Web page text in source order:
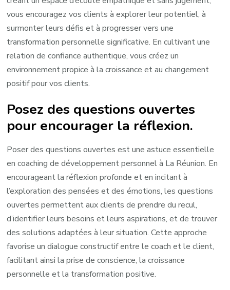
vous encouragez vos clients à explorer leur potentiel, à
surmonter leurs défis et à progresser vers une
transformation personnelle significative. En cultivant une
relation de confiance authentique, vous créez un
environnement propice à la croissance et au changement
positif pour vos clients.
Posez des questions ouvertes
pour encourager la réflexion.
Poser des questions ouvertes est une astuce essentielle
en coaching de développement personnel à La Réunion. En
encourageant la réflexion profonde et en incitant à
l’exploration des pensées et des émotions, les questions
ouvertes permettent aux clients de prendre du recul,
d’identifier leurs besoins et leurs aspirations, et de trouver
des solutions adaptées à leur situation. Cette approche
favorise un dialogue constructif entre le coach et le client,
facilitant ainsi la prise de conscience, la croissance
personnelle et la transformation positive.